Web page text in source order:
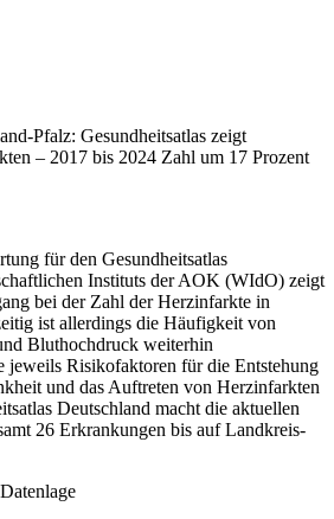
Pfalz: Gesundheitsatlas zeigt
– 2017 bis 2024 Zahl um 17 Prozent
für den Gesundheitsatlas
Instituts der AOK (WIdO) zeigt
bei der Zahl der Herzinfarkte in
ist allerdings die Häufigkeit von
Bluthochdruck weiterhin
jeweils Risikofaktoren für die Entstehung
und das Auftreten von Herzinfarkten
Deutschland macht die aktuellen
26 Erkrankungen bis auf Landkreis-